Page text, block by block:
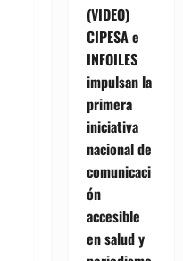
(VIDEO)
CIPESA e
INFOILES
impulsan la
primera
iniciativa
nacional de
comunicaci
ón
accesible
en salud y